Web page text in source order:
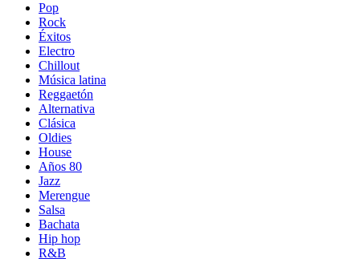
Pop
Rock
Éxitos
Electro
Chillout
Música latina
Reggaetón
Alternativa
Clásica
Oldies
House
Años 80
Jazz
Merengue
Salsa
Bachata
Hip hop
R&B